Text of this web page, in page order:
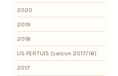
2020
2019
2018
US PERTUIS (saison 2017/18)
2017